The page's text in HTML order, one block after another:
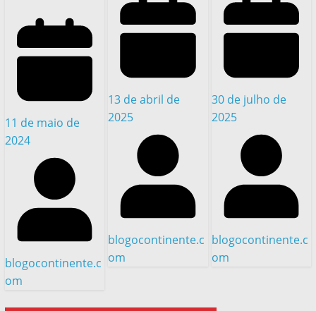
11 de maio de
2024
blogocontinente.c
om
13 de abril de
2025
blogocontinente.c
om
30 de julho de
2025
blogocontinente.c
om